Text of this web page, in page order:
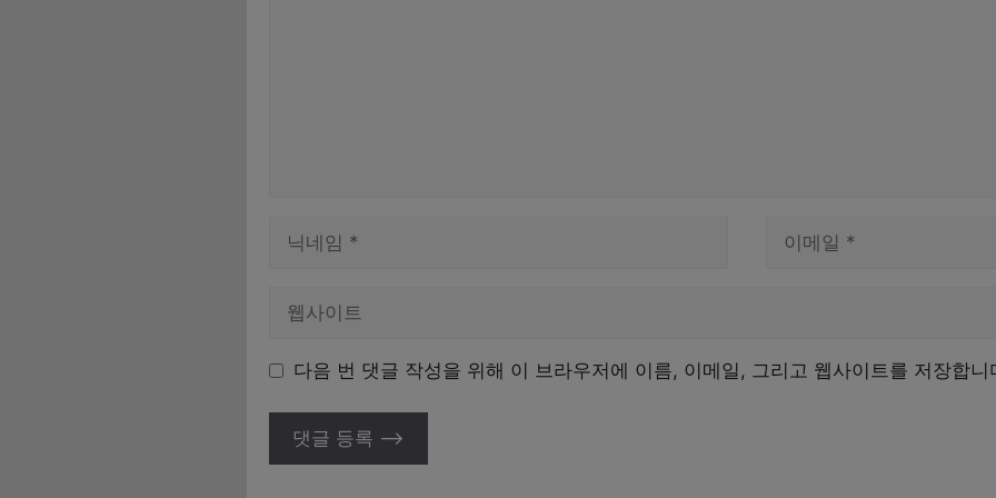
다음 번 댓글 작성을 위해 이 브라우저에 이름, 이메일, 그리고 웹사이트를 저장합니